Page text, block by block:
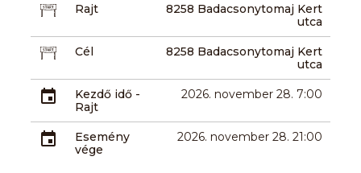
Rajt
8258 Badacsonytomaj Kert
utca
Cél
8258 Badacsonytomaj Kert
utca
Kezdő idő -
Rajt
2026. november 28. 7:00
Esemény
vége
2026. november 28. 21:00